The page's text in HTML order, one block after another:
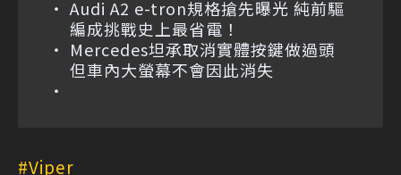
Audi A2 e-tron規格搶先曝光 純前驅
編成挑戰史上最省電！
Mercedes坦承取消實體按鍵做過頭
但車內大螢幕不會因此消失
Viper